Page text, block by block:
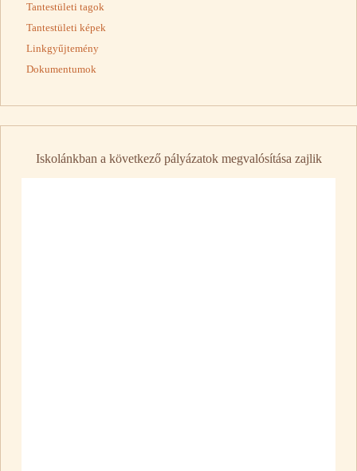
Tantestületi tagok
Tantestületi képek
Linkgyűjtemény
Dokumentumok
Iskolánkban a következő pályázatok megvalósítása zajlik